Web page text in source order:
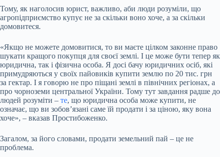
Тому, як наголосив юрист, важливо, аби люди розуміли, що
агропідприємство купує не за скільки воно хоче, а за скільки
домовитеся.
«Якщо не можете домовитися, то ви маєте цілком законне право
шукати кращого покупця для своєї землі. І це може бути тепер як
юридична, так і фізична особа. Я досі бачу юридичних осіб, які
примудряються у своїх пайовиків купити землю по 20 тис. грн
за гектар. І я говорю не про піщані землі в північних регіонах, а
про чорноземи центральної України. Тому тут завдання радше до
людей розуміти – те, що юридична особа може купити, не
означає, що ви зобов’язані саме їй продати і за ціною, яку вона
хоче», – вказав Простибоженко.
Загалом, за його словами, продати земельний пай – це не
проблема.